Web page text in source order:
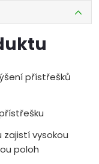
přístřešků
vysokou
poloh